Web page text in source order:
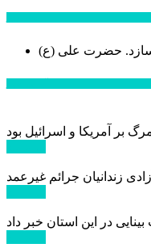
حضرت علی (ع)
زندانیان جرائم غیرعمد